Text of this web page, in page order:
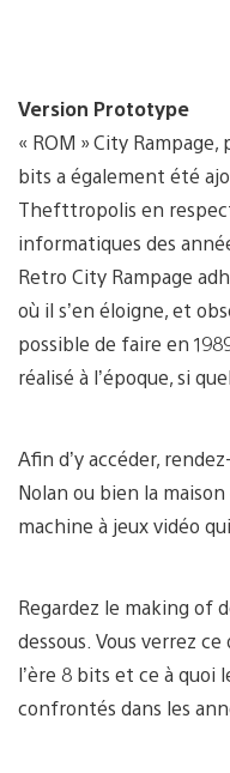
Version Prototype
« ROM » City
bits a également été
Thefttropolis en
informatiques des
Retro City Rampage
où il s’en éloigne, et
possible de faire en
réalisé à l’époque, si
Afin d’y accéder,
Nolan ou bien la
machine à jeux vidéo
Regardez le making of
dessous. Vous verrez
l’ère 8 bits et ce à quoi
confrontés dans les